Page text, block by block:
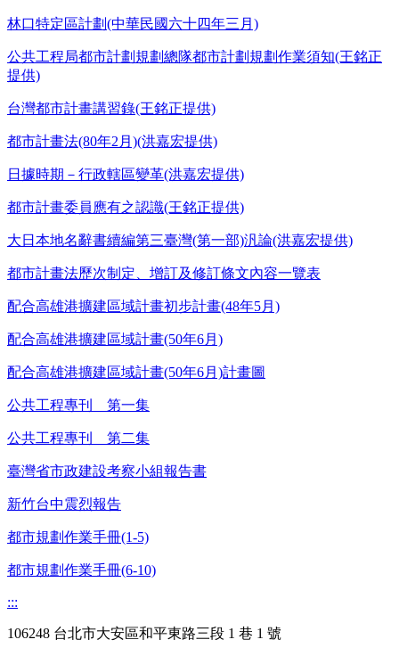
林口特定區計劃(中華民國六十四年三月)
公共工程局都市計劃規劃總隊都市計劃規劃作業須知(王銘正
提供)
台灣都市計畫講習錄(王銘正提供)
都市計畫法(80年2月)(洪嘉宏提供)
日據時期－行政轄區變革(洪嘉宏提供)
都市計畫委員應有之認識(王銘正提供)
大日本地名辭書續編第三臺灣(第一部)汎論(洪嘉宏提供)
都市計畫法歷次制定、增訂及修訂條文內容一覽表
配合高雄港擴建區域計畫初步計畫(48年5月)
配合高雄港擴建區域計畫(50年6月)
配合高雄港擴建區域計畫(50年6月)計畫圖
公共工程專刊 第一集
公共工程專刊 第二集
臺灣省市政建設考察小組報告書
新竹台中震烈報告
都市規劃作業手冊(1-5)
都市規劃作業手冊(6-10)
:::
106248 台北市大安區和平東路三段 1 巷 1 號